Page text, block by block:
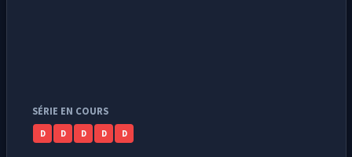
SÉRIE EN COURS
D D D D D